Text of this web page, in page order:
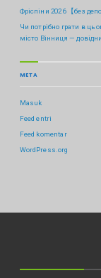
Фріспіни 2026 【без
Чи потрібно грати в
місто Вінниця —
META
Masuk
Feed entri
Feed komentar
WordPress.org